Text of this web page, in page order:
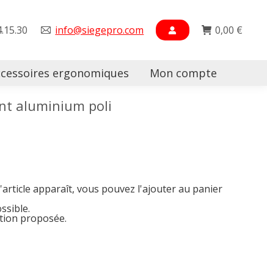
info@siegepro.com 0,00 €
ergonomiques Mon compte
aluminium poli
apparaît, vous pouvez l'ajouter au panier
proposée.